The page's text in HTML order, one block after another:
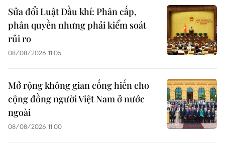
Sửa đổi Luật Dầu khí: Phân cấp,
phân quyền nhưng phải kiểm soát
rủi ro
08/08/2026 11:05
Mở rộng không gian cống hiến cho
cộng đồng người Việt Nam ở nước
ngoài
08/08/2026 11:00